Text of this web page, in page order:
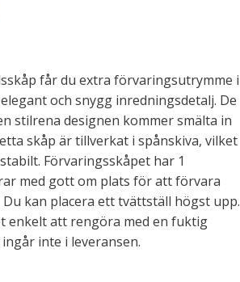
får du extra förvaringsutrymme i
och snygg inredningsdetalj. De
stilrena designen kommer smälta in
skåp är tillverkat i spånskiva, vilket
Förvaringsskåpet har 1
med gott om plats för att förvara
kan placera ett tvättställ högst upp.
enkelt att rengöra med en fuktig
inte i leveransen.